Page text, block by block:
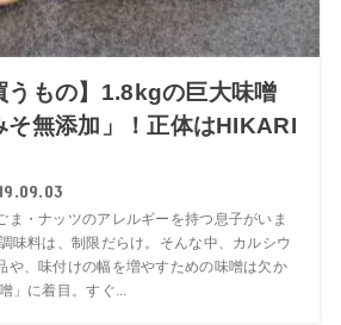
うもの】1.8kgの巨大味噌
そ無添加」！正体はHIKARI
ま・ナッツのアレルギーを持つ息子がいま
味料は、制限だらけ。そんな中、カルシウ
や、味付けの幅を増やすための味噌は欠か
」に着目。すぐ...